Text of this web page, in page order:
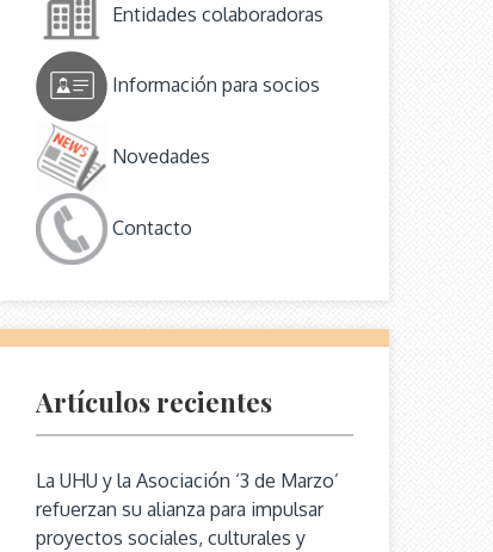
Entidades colaboradoras
Información para socios
Novedades
Contacto
Artículos recientes
La UHU y la Asociación ‘3 de Marzo’
refuerzan su alianza para impulsar
proyectos sociales, culturales y